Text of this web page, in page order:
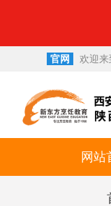
官网 欢迎来
网站